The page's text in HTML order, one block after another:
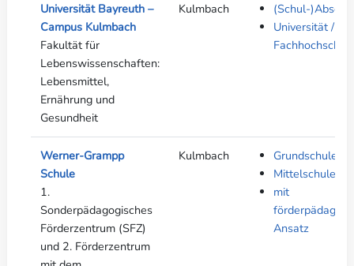
Universität Bayreuth –
Campus Kulmbach
Fakultät für
Lebenswissenschaften:
Lebensmittel,
Ernährung und
Gesundheit
Kulmbach
(Schul-
Universität /
Werner-Grampp
Schule
1.
Sonderpädagogisches
Förderzentrum (SFZ)
und 2. Förderzentrum
Kulmbach
Grundschule
Mittelschule
mit
Ansatz